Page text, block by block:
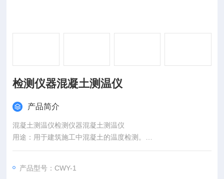
检测仪器混凝土测温仪
产品简介
混凝土测温仪检测仪器混凝土测温仪
用途：用于建筑施工中混凝土的温度检测。
★测温范围：-50～100℃
产品型号：CWY-1